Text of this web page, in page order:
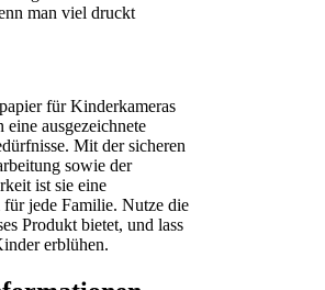
man viel druckt
für Kinderkameras
ausgezeichnete
Mit der sicheren
sowie der
ist sie eine
jede Familie. Nutze die
Produkt bietet, und lass
erblühen.